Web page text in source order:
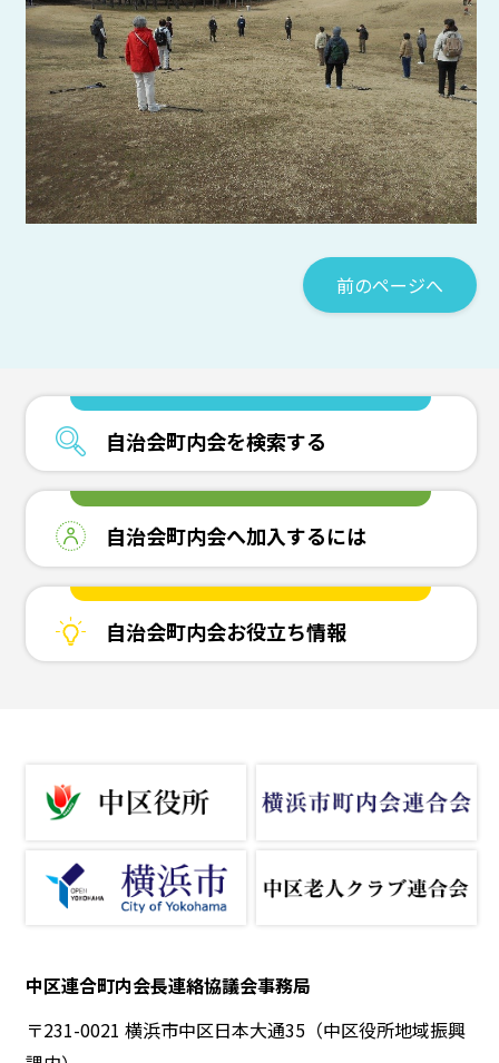
前のページへ
自治会町内会を検索する
自治会町内会へ加入するには
自治会町内会お役立ち情報
中区連合町内会長連絡協議会事務局
〒231-0021 横浜市中区日本大通35（中区役所地域振興